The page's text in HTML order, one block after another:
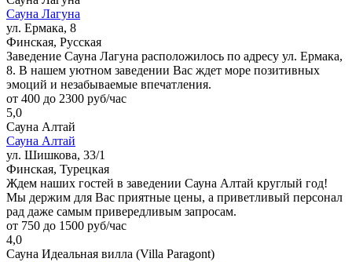
Сауна Лагуна
ул. Ермака, 8
Финская, Русская
Заведение Сауна Лагуна расположилось по адресу ул. Ермака,
8. В нашем уютном заведении Вас ждет море позитивных
эмоций и незабываемые впечатления.
от 400 до 2300 руб/час
5,0
Сауна Алтай
Сауна Алтай
ул. Шишкова, 33/1
Финская, Турецкая
Ждем наших гостей в заведении Сауна Алтай круглый год!
Мы держим для Вас приятные цены, а приветливый персонал
рад даже самым привередливым запросам.
от 750 до 1500 руб/час
4,0
Сауна Идеальная вилла (Villa Paragont)